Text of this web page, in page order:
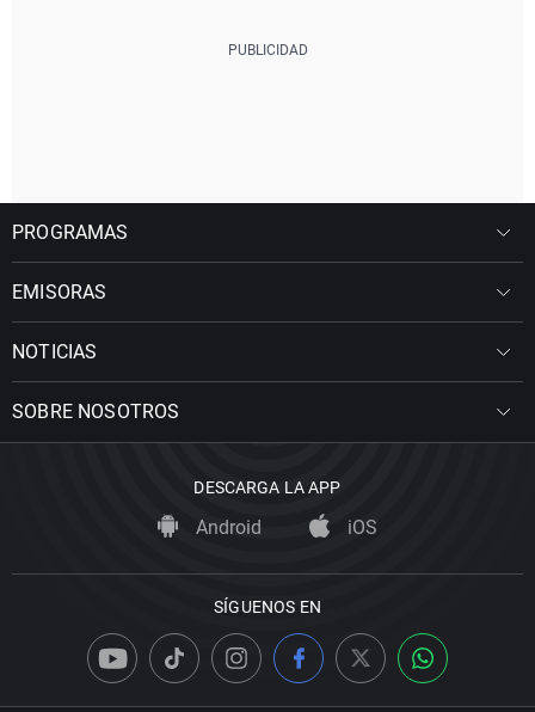
PROGRAMAS
EMISORAS
NOTICIAS
SOBRE NOSOTROS
DESCARGA LA APP
Android iOS
SÍGUENOS EN